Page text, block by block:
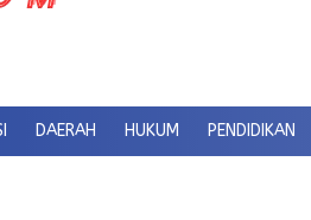
DAERAH HUKUM PENDIDIKAN